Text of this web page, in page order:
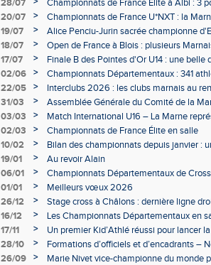
28/07
Championnats de France Elite à Albi : 3
20/07
>
Championnats de France U*NXT : la
Charléty
19/07 >
Alice Penciu-Jurin sacrée championne
18/07
>
Open de France à Blois : plusieurs
17/07
>
Finale B des Pointes d'Or U14 : une
Obernai
02/06 >
Championnats Départementaux : 341
Champagne
22/05 >
Interclubs 2026 : les clubs marnais au
31/03
>
Assemblée Générale du Comité de la
Épernay
03/03 >
Match International U16 – La Marne
02/03
>
Championnats de France Élite en salle
10/02
>
Bilan des championnats depuis janvier :
bien lancée
19/01 >
Au revoir Alain
06/01
>
Championnats Départementaux de
01/01
>
Meilleurs vœux 2026
26/12
>
Stage cross à Châlons : dernière ligne
Départementaux
16/12 >
Les Championnats Départementaux en
hivernale
17/11 >
Un premier Kid’Athlé réussi pour lancer
28/10
>
Formations d’officiels et d’encadrants –
26/09
>
Marie Nivet vice-championne du monde